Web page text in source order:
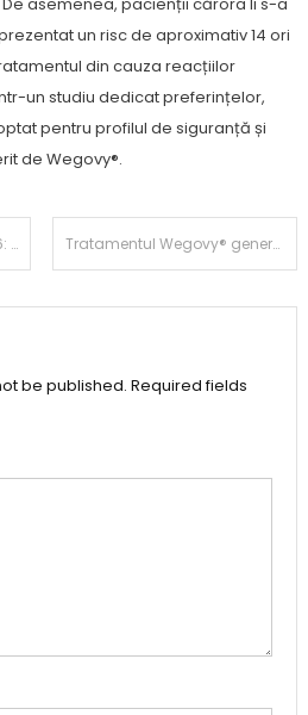
un risc de aproximativ 14 ori
din cauza reacțiilor
un studiu dedicat preferințelor,
pentru profilul de siguranță și
de Wegovy®.
Tratamentul Wegovy® generează o scădere în greutate de până la 22,6% la femei în perioada menopauzei și reduce la jumătate riscul de migrene
be published. Required fields